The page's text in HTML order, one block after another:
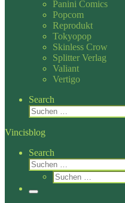
Panini Comics
Popcom
Reprodukt
Tokyopop
Skinless Crow
Splitter Verlag
Valiant
Vertigo
Search
Suche
Vincisblog
Search
Suche
Suche
Menü